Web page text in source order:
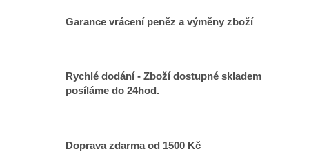
Garance vrácení peněz a výměny zboží
Rychlé dodání - Zboží dostupné skladem
posíláme do 24hod.
Doprava zdarma od 1500 Kč